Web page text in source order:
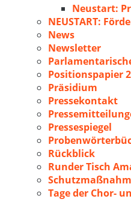
Neustart:
NEUSTART:
News
Newsletter
Positionspapier 2
Präsidium
Pressekontakt
Pressespiegel
Rückblick
Runder Tisch
Tage der Chor-